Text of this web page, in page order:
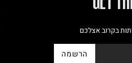
בקרוב אצלכם
הרשמה